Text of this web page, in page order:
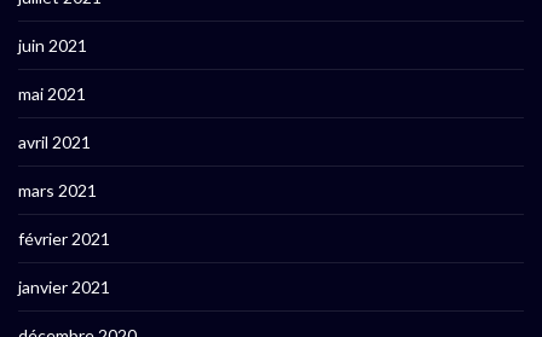
juin 2021
mai 2021
avril 2021
mars 2021
février 2021
janvier 2021